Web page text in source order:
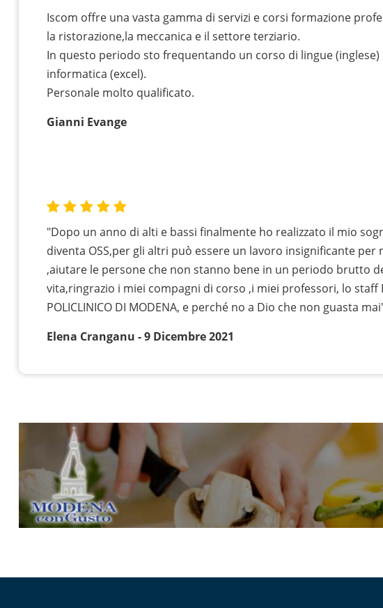
Iscom offre una vasta gamma di servizi e corsi formazione
la ristorazione,la meccanica e il settore terziario.
In questo periodo sto frequentando un corso di lingue (inglese)
informatica (excel).
Personale molto qualificato.
Gianni Evange
"Dopo un anno di alti e bassi finalmente ho realizzato il mio
diventa OSS,per gli altri può essere un lavoro insignificante per
,aiutare le persone che non stanno bene in un periodo brutto
vita,ringrazio i miei compagni di corso ,i miei professori, lo staff
POLICLINICO DI MODENA, e perché no a Dio che non guasta
Elena Cranganu - 9 Dicembre 2021